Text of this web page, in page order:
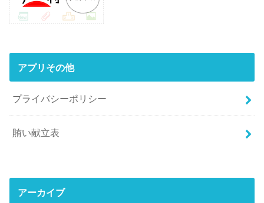
アプリその他
プライバシーポリシー
賄い献立表
アーカイブ